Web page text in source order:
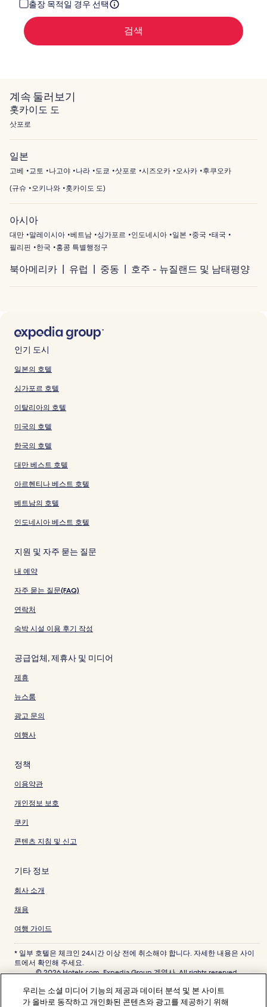
출장 목적일 경우 선택
검색
계속 둘러보기
홋카이도 도
삿포로
일본
고베 교토 나고야 나라 도쿄 삿포로 시즈오카 오사카
후쿠오카
(규슈 오키나와 홋카이도 도)
아시아
대만 말레이시아 베트남 싱가포르 인도네시아 일본 중국
태국
필리핀
한국 홍콩 특별행정구
북아메리카 유럽 중동 호주 - 뉴질랜드 및 남태평양
인기 도시
일본의 호텔
싱가포르 호텔
이탈리아의 호텔
미국의 호텔
한국의 호텔
대만 베스트 호텔
아르헨티나 베스트 호텔
베트남의 호텔
인도네시아 베스트 호텔
지원 및 자주 묻는 질문
내 예약
자주 묻는 질문(FAQ)
연락처
숙박 시설 이용 후기 작성
공급업체, 제휴사 및 미디어
제휴
뉴스룸
광고 문의
여행사
정책
이용약관
개인정보 보호
쿠키
콘텐츠 지침 및 신고
기타 정보
회사 소개
채용
여행 가이드
* 일부 호텔은 체크인 24시간 이상 전에 취소해야 합니다. 자세한 내용은 사이
트에서 확인해 주세요.
© 2026 Hotels.com, Expedia Group 계열사. All rights reserved.
LP의 상표 또는 등록 상표입니다. 기타 모든 상표는 해당 소유권자의 자산입니
우리는 소셜 미디어 기능의 제공과 데이터 분석 및 본 사이트
가 올바로 동작하고 개인화된 콘텐츠와 광고를 제공하기 위해